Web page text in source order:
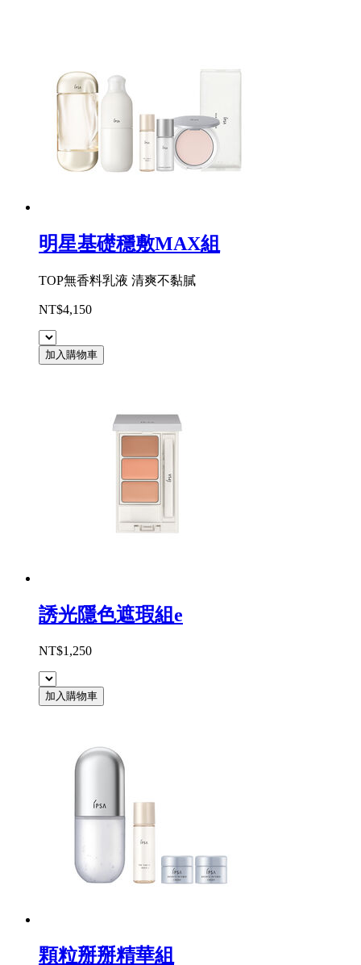
明星基礎穩敷MAX組
TOP無香料乳液 清爽不黏膩
NT$4,150
加入購物車
誘光隱色遮瑕組e
NT$1,250
加入購物車
顆粒掰掰精華組